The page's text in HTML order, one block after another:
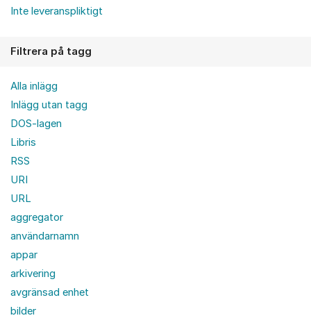
Inte leveranspliktigt
Filtrera på tagg
Alla inlägg
Inlägg utan tagg
DOS-lagen
Libris
RSS
URI
URL
aggregator
användarnamn
appar
arkivering
avgränsad enhet
bilder